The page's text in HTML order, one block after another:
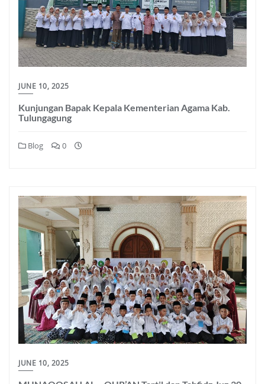
JUNE 10, 2025
Kunjungan Bapak Kepala Kementerian Agama Kab.
Tulungagung
Blog 0
JUNE 10, 2025